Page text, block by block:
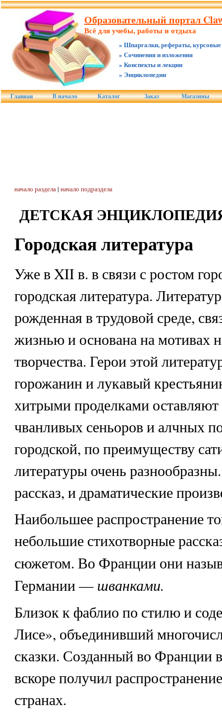
Образовательный портал
Всё для учебы, работы и отдыха
» Шпаргалки, рефераты, курсовые
» Сочинения и изложения
» Конспекты и лекции
» Энциклопедии
Главная В начало Каталог Заказ Магазины
начало раздела| начало подраздела
ДЕТСКАЯ
Городская литература
Уже в XII в. в связи с ростом
городская литература.
рожденная в трудовой среде,
жизнью и основана на мотивах
творчества. Герои этой
горожанин и лукавый
хитрыми проделками оставляют
чванливых сеньоров и алчных
городской, по преимуществу
литературы очень
рассказ, и драматические
Наибольшее распространение
небольшие стихотворные
сюжетом. Во Франции они
Германии — шванками.
Близок к фаблио по стилю и
Лисе», объединивший
сказки. Созданный во
вскоре получил
странах.